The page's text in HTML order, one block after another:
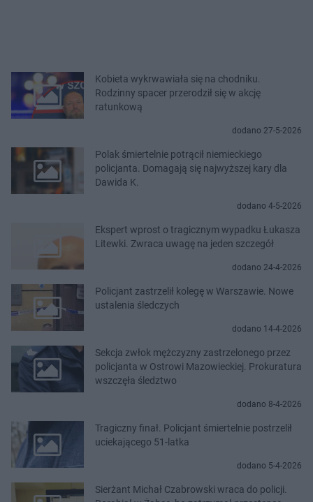
Kobieta wykrwawiała się na chodniku.
Rodzinny spacer przerodził się w akcję
ratunkową
dodano 27-5-2026
Polak śmiertelnie potrącił niemieckiego
policjanta. Domagają się najwyższej kary dla
Dawida K.
dodano 4-5-2026
Ekspert wprost o tragicznym wypadku Łukasza
Litewki. Zwraca uwagę na jeden szczegół
dodano 24-4-2026
Policjant zastrzelił kolegę w Warszawie. Nowe
ustalenia śledczych
dodano 14-4-2026
Sekcja zwłok mężczyzny zastrzelonego przez
policjanta w Ostrowi Mazowieckiej. Prokuratura
wszczęła śledztwo
dodano 8-4-2026
Tragiczny finał. Policjant śmiertelnie postrzelił
uciekającego 51-latka
dodano 5-4-2026
Sierżant Michał Czabrowski wraca do policji.